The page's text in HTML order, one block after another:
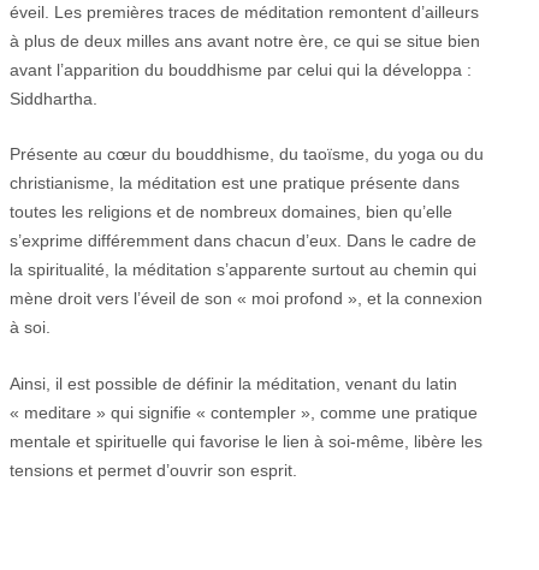
éveil. Les premières traces de méditation remontent d’ailleurs
à plus de deux milles ans avant notre ère, ce qui se situe bien
avant l’apparition du bouddhisme par celui qui la développa :
Siddhartha.
Présente au cœur du bouddhisme, du taoïsme, du yoga ou du
christianisme, la méditation est une pratique présente dans
toutes les religions et de nombreux domaines, bien qu’elle
s’exprime différemment dans chacun d’eux. Dans le cadre de
la spiritualité, la méditation s’apparente surtout au chemin qui
mène droit vers l’éveil de son « moi profond », et la connexion
à soi.
Ainsi, il est possible de définir la méditation, venant du latin
« meditare » qui signifie « contempler », comme une pratique
mentale et spirituelle qui favorise le lien à soi-même, libère les
tensions et permet d’ouvrir son esprit.